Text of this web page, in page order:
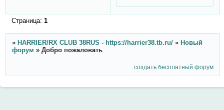
Страница: 1
» HARRIER/RX CLUB 38RUS - https://harrier38.tb.ru/ » Новый
форум » Добро пожаловать
создать бесплатный форум